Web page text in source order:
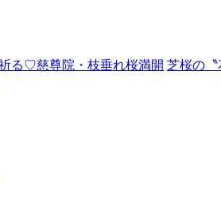
る♡慈尊院・枝垂れ桜満開 芝桜の〝